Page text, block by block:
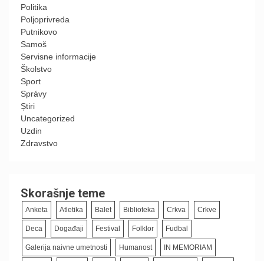
Politika
Poljoprivreda
Putnikovo
Samoš
Servisne informacije
Školstvo
Sport
Správy
Știri
Uncategorized
Uzdin
Zdravstvo
Skorašnje teme
Anketa Atletika Balet Biblioteka Crkva Crkve
Deca Događaji Festival Folklor Fudbal
Galerija naivne umetnosti Humanost IN MEMORIAM